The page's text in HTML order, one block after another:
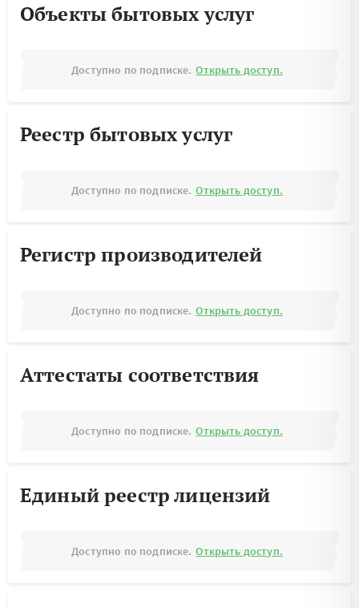
Объекты бытовых услуг
Доступно по подписке. Открыть доступ.
Реестр бытовых услуг
Доступно по подписке. Открыть доступ.
Регистр производителей
Доступно по подписке. Открыть доступ.
Аттестаты соответствия
Доступно по подписке. Открыть доступ.
Единый реестр лицензий
Доступно по подписке. Открыть доступ.